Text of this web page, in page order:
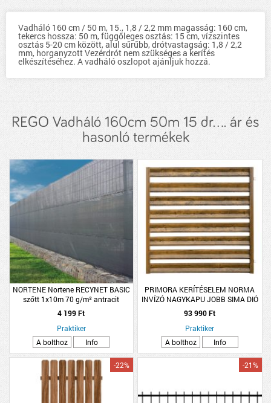
Vadháló 160 cm / 50 m, 15., 1,8 / 2,2 mm magasság: 160 cm,
tekercs hossza: 50 m, függőleges osztás: 15 cm, vízszintes
osztás 5-20 cm között, alul sűrűbb, drótvastagság: 1,8 / 2,2
mm, horganyzott Vezérdrót nem szükséges a kerítés
elkészítéséhez. A vadháló oszlopot ajánljuk hozzá.
REGO Vadháló 160cm 50m 15 dr.... ár és
hasonló termékek
NORTENE Nortene RECYNET BASIC
szőtt 1x10m 70 g/m² antracit
árnyékoló háló
4 199 Ft
Praktiker
A bolthoz
Info
PRIMORA KERÍTÉSELEM NORMA
INVÍZÓ NAGYKAPU JOBB SIMA DIÓ
1500X1500MM
93 990 Ft
Praktiker
A bolthoz
Info
-22% -21%